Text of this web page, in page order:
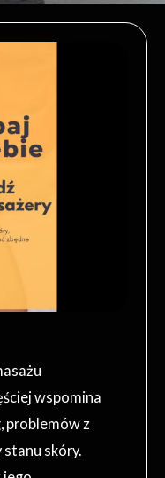
wspomina
problemów z
skóry.